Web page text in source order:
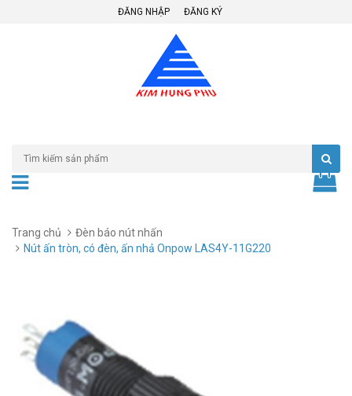
ĐĂNG NHẬP ĐĂNG KÝ
Trang chủ
Đèn báo nút nhấn
Nút ấn tròn, có đèn, ấn nhả Onpow LAS4Y-11G220